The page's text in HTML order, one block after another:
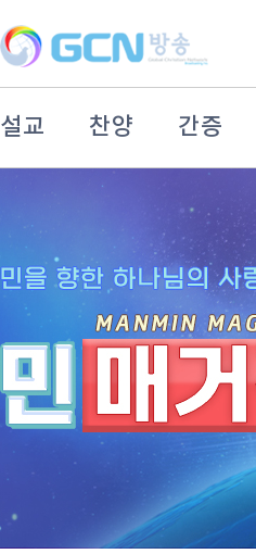
설교 찬양 간증